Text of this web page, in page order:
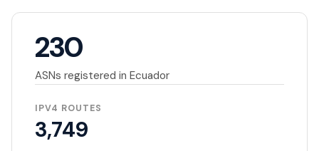
230
ASNs registered in Ecuador
IPV4 ROUTES
3,749